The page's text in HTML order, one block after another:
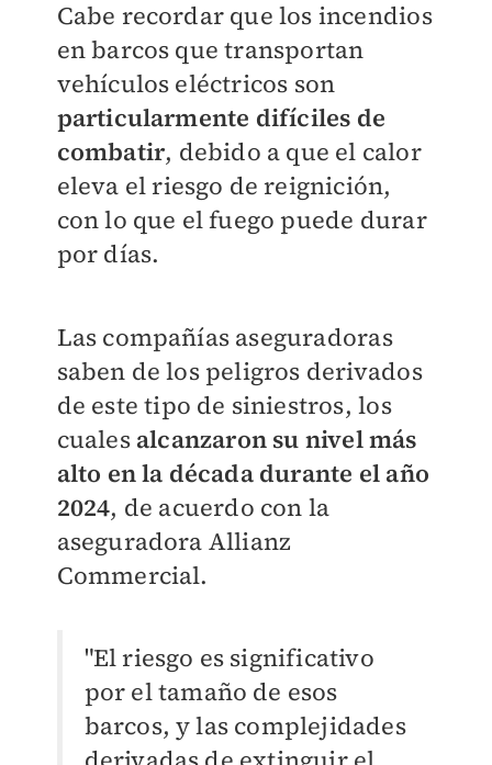
Cabe recordar que los incendios
en barcos que transportan
vehículos eléctricos son
particularmente difíciles de
combatir, debido a que el calor
eleva el riesgo de reignición,
con lo que el fuego puede durar
por días.
Las compañías aseguradoras
saben de los peligros derivados
de este tipo de siniestros, los
cuales alcanzaron su nivel más
alto en la década durante el año
2024, de acuerdo con la
aseguradora Allianz
Commercial.
"El riesgo es significativo
por el tamaño de esos
barcos, y las complejidades